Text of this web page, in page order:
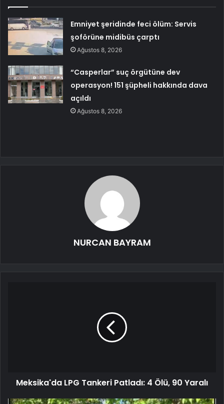
Emniyet şeridinde feci ölüm: Servis
şoförüne midibüs çarptı
Ağustos 8, 2026
“Casperlar” suç örgütüne dev
operasyon! 151 şüpheli hakkında dava
açıldı
Ağustos 8, 2026
NURCAN BAYRAM
Meksika'da LPG Tankeri Patladı: 4 Ölü, 90 Yaralı